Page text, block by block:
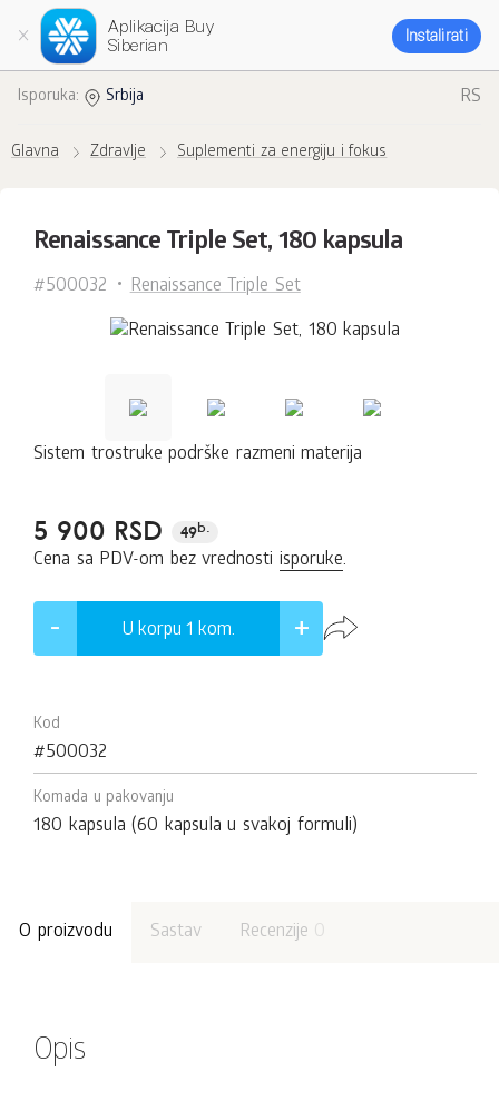
Aplikacija Buy
Siberian
Instalirati
Isporuka: Srbija RS
Glavna Zdravlje Suplementi za energiju i fokus
Renaissance Triple Set, 180 kapsula
#500032 Renaissance Triple Set
Sistem trostruke podrške razmeni materija
5 900 RSD 49b.
Cena sa PDV-om bez vrednosti isporuke.
U korpu 1 kom.
Kod
#500032
Komada u pakovanju
180 kapsula (60 kapsula u svakoj formuli)
O proizvodu Sastav Recenzije 0
Opis